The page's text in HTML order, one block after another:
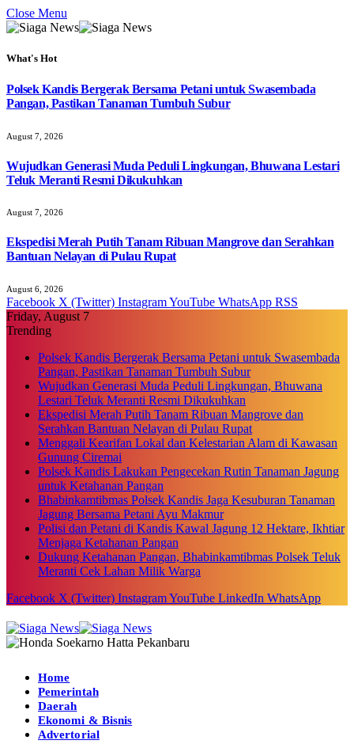
Close Menu
What's Hot
Polsek Kandis Bergerak Bersama Petani untuk Swasembada
Pangan, Pastikan Tanaman Tumbuh Subur
August 7, 2026
Wujudkan Generasi Muda Peduli Lingkungan, Bhuwana Lestari
Teluk Meranti Resmi Dikukuhkan
August 7, 2026
Ekspedisi Merah Putih Tanam Ribuan Mangrove dan Serahkan
Bantuan Nelayan di Pulau Rupat
August 6, 2026
Facebook X (Twitter) InstagramYouTube WhatsApp RSS
Friday, August 7
Trending
Polsek Kandis Bergerak Bersama Petani untuk Swasembada
Pangan, Pastikan Tanaman Tumbuh Subur
Wujudkan Generasi Muda Peduli Lingkungan, Bhuwana
Lestari Teluk Meranti Resmi Dikukuhkan
Ekspedisi Merah Putih Tanam Ribuan Mangrove dan
Serahkan Bantuan Nelayan di Pulau Rupat
Menggali Kearifan Lokal dan Kelestarian Alam di Kawasan
Gunung Ciremai
Polsek Kandis Lakukan Pengecekan Rutin Tanaman Jagung
untuk Ketahanan Pangan
Bhabinkamtibmas Polsek Kandis Jaga Kesuburan Tanaman
Jagung Bersama Petani Ayu Makmur
Polisi dan Petani di Kandis Kawal Jagung 12 Hektare, Ikhtiar
Menjaga Ketahanan Pangan
Dukung Ketahanan Pangan, Bhabinkamtibmas Polsek Teluk
Meranti Cek Lahan Milik Warga
Facebook X (Twitter) InstagramYouTube LinkedIn WhatsApp
Home
Pemerintah
Daerah
Ekonomi & Bisnis
Advertorial